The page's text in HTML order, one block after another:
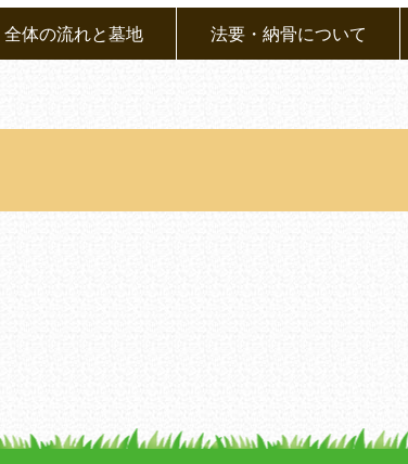
全体の流れと墓地 法要・納骨について